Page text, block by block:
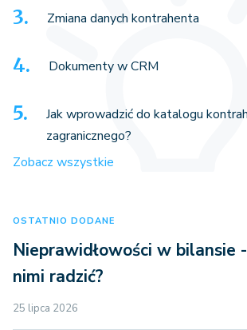
Zmiana danych kontrahenta
Dokumenty w CRM
Jak wprowadzić do katalogu
zagranicznego?
Zobacz wszystkie
OSTATNIO DODANE
Nieprawidłowości w bilansie
nimi radzić?
25 lipca 2026